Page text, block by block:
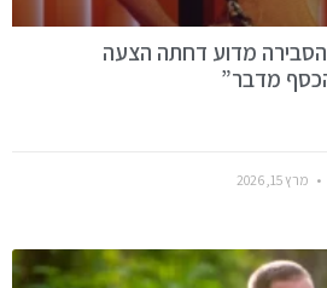
Shereé Whitfield הסבירה מדוע דחתה הצעה
מרץ 15, 2026